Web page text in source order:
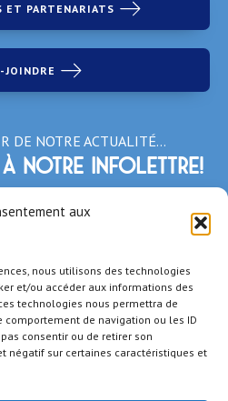
aux
nous utilisons des technologies
et/ou accéder aux informations des
technologies nous permettra de
de navigation ou les ID
consentir ou de retirer son
négatif sur certaines caractéristiques et
ET PARTENARIATS
JOINDRE
DE NOTRE ACTUALITÉ…
à notre infolettre!